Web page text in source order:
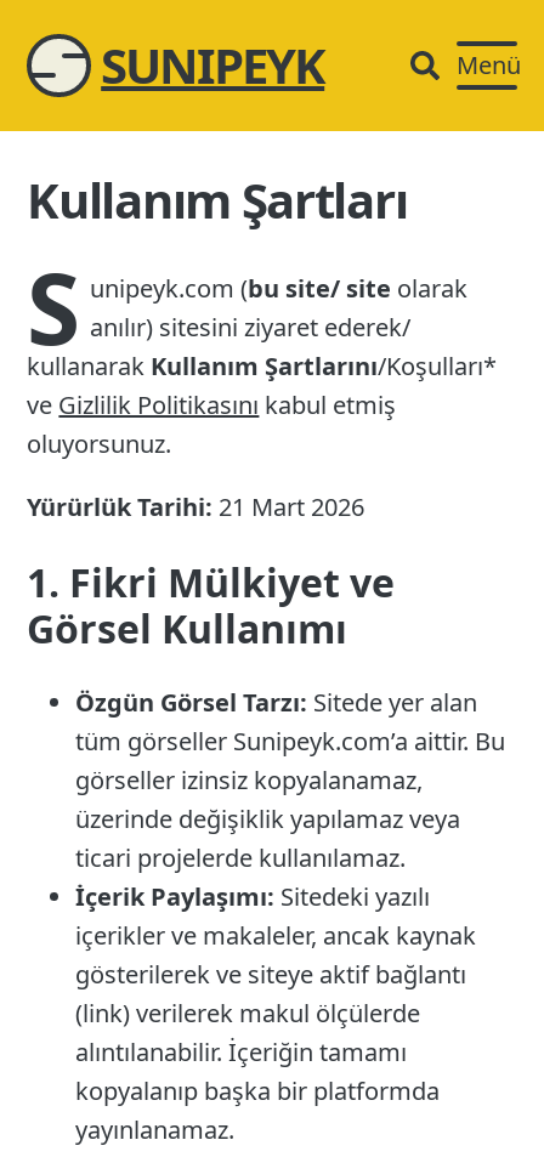
SUNIPEYK Menü
Kullanım Şartları
S unipeyk.com (bu site/ site olarak
anılır) sitesini ziyaret ederek/
kullanarak Kullanım Şartlarını/Koşulları*
ve Gizlilik Politikasını kabul etmiş
oluyorsunuz.
Yürürlük Tarihi: 21 Mart 2026
1. Fikri Mülkiyet ve
Görsel Kullanımı
Özgün Görsel Tarzı: Sitede yer alan
tüm görseller Sunipeyk.com’a aittir. Bu
görseller izinsiz kopyalanamaz,
üzerinde değişiklik yapılamaz veya
ticari projelerde kullanılamaz.
İçerik Paylaşımı: Sitedeki yazılı
içerikler ve makaleler, ancak kaynak
gösterilerek ve siteye aktif bağlantı
(link) verilerek makul ölçülerde
alıntılanabilir. İçeriğin tamamı
kopyalanıp başka bir platformda
yayınlanamaz.